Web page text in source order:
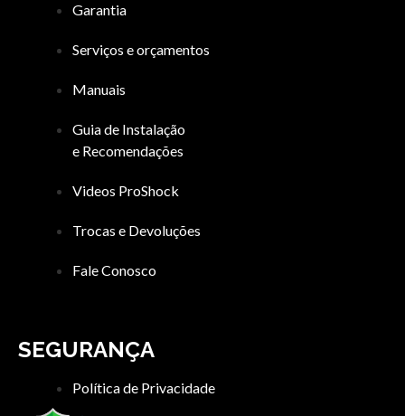
Garantia
Serviços e orçamentos
Manuais
Guia de Instalação
e Recomendações
Videos ProShock
Trocas e Devoluções
Fale Conosco
SEGURANÇA
Política de Privacidade